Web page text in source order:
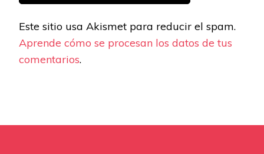
Este sitio usa Akismet para reducir el spam.
Aprende cómo se procesan los datos de tus
comentarios.